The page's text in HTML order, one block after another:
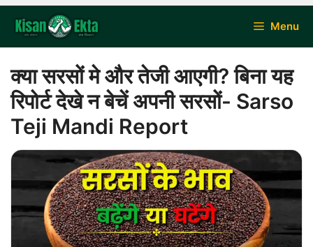
content
Menu
क्या सरसों मे और तेजी आएगी? बिना यह
रिपोर्ट देखे न बेचें अपनी सरसों- Sarso
Teji Mandi Report